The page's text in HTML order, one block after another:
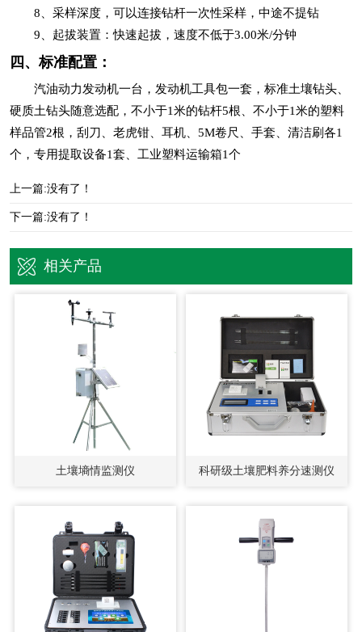
8、采样深度，可以连接钻杆一次性采样，中途不提钻
9、起拔装置：快速起拔，速度不低于3.00米/分钟
四、标准配置：
汽油动力发动机一台，发动机工具包一套，标准土壤钻头、
硬质土钻头随意选配，不小于1米的钻杆5根、不小于1米的塑料
样品管2根，刮刀、老虎钳、耳机、5M卷尺、手套、清洁刷各1
个，专用提取设备1套、工业塑料运输箱1个
上一篇:没有了！
下一篇:没有了！
相关产品
土壤墒情监测仪 科研级土壤肥料养分速测仪